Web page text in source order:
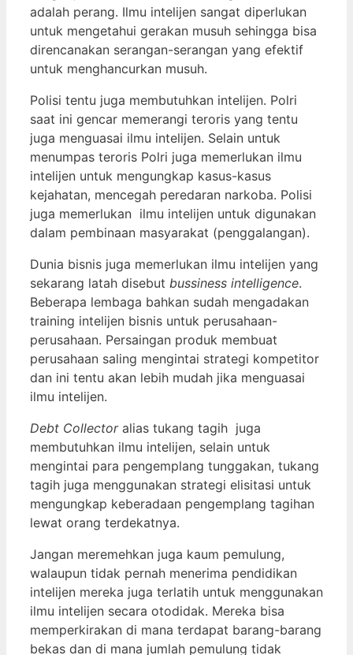
adalah perang. Ilmu intelijen sangat diperlukan
untuk mengetahui gerakan musuh sehingga bisa
direncanakan serangan-serangan yang efektif
untuk menghancurkan musuh.
Polisi tentu juga membutuhkan intelijen. Polri
saat ini gencar memerangi teroris yang tentu
juga menguasai ilmu intelijen. Selain untuk
menumpas teroris Polri juga memerlukan ilmu
intelijen untuk mengungkap kasus-kasus
kejahatan, mencegah peredaran narkoba. Polisi
juga memerlukan ilmu intelijen untuk digunakan
dalam pembinaan masyarakat (penggalangan).
Dunia bisnis juga memerlukan ilmu intelijen yang
sekarang latah disebut bussiness intelligence.
Beberapa lembaga bahkan sudah mengadakan
training intelijen bisnis untuk perusahaan-
perusahaan. Persaingan produk membuat
perusahaan saling mengintai strategi kompetitor
dan ini tentu akan lebih mudah jika menguasai
ilmu intelijen.
Debt Collectoralias tukang tagih juga
membutuhkan ilmu intelijen, selain untuk
mengintai para pengemplang tunggakan, tukang
tagih juga menggunakan strategi elisitasi untuk
mengungkap keberadaan pengemplang tagihan
lewat orang terdekatnya.
Jangan meremehkan juga kaum pemulung,
walaupun tidak pernah menerima pendidikan
intelijen mereka juga terlatih untuk menggunakan
ilmu intelijen secara otodidak. Mereka bisa
memperkirakan di mana terdapat barang-barang
bekas dan di mana jumlah pemulung tidak